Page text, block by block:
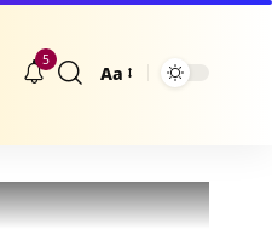
5
Größenänderung
Aa